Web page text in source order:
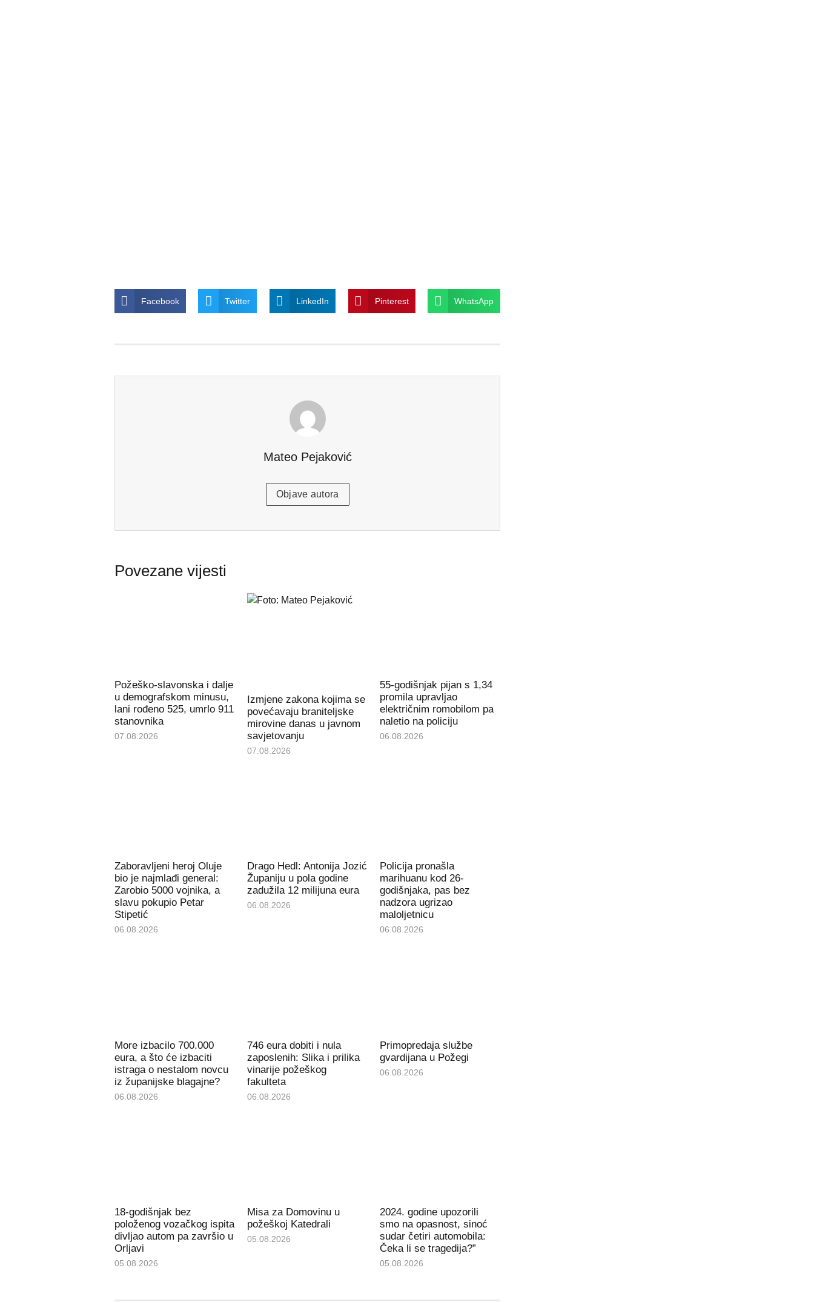
Facebook Twitter LinkedIn Pinterest WhatsApp
Mateo Pejaković
Objave autora
Povezane vijesti
Požeško-slavonska i dalje
u demografskom minusu,
lani rođeno 525, umrlo 911
stanovnika
07.08.2026
Izmjene zakona kojima se
povećavaju braniteljske
mirovine danas u javnom
savjetovanju
07.08.2026
55-godišnjak pijan s 1,34
promila upravljao
električnim romobilom pa
naletio na policiju
06.08.2026
Zaboravljeni heroj Oluje
bio je najmlađi general:
Zarobio 5000 vojnika, a
slavu pokupio Petar
Stipetić
06.08.2026
Drago Hedl: Antonija Jozić
Županiju u pola godine
zadužila 12 milijuna eura
06.08.2026
Policija pronašla
marihuanu kod 26-
godišnjaka, pas bez
nadzora ugrizao
maloljetnicu
06.08.2026
More izbacilo 700.000
eura, a što će izbaciti
istraga o nestalom novcu
iz županijske blagajne?
06.08.2026
746 eura dobiti i nula
zaposlenih: Slika i prilika
vinarije požeškog
fakulteta
06.08.2026
Primopredaja službe
gvardijana u Požegi
06.08.2026
18-godišnjak bez
položenog vozačkog ispita
divljao autom pa završio u
Orljavi
05.08.2026
Misa za Domovinu u
požeškoj Katedrali
05.08.2026
2024. godine upozorili
smo na opasnost, sinoć
sudar četiri automobila:
Čeka li se tragedija?”
05.08.2026